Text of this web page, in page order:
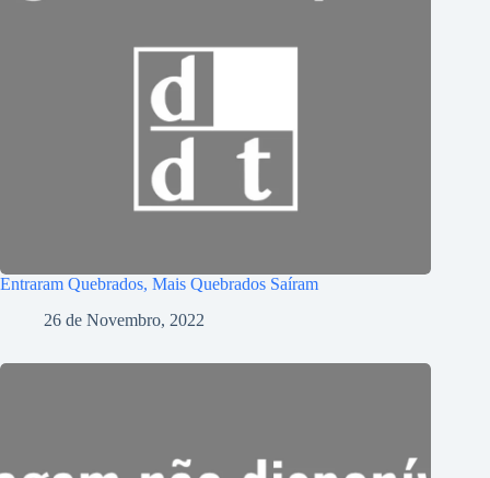
Entraram Quebrados, Mais Quebrados Saíram
26 de Novembro, 2022